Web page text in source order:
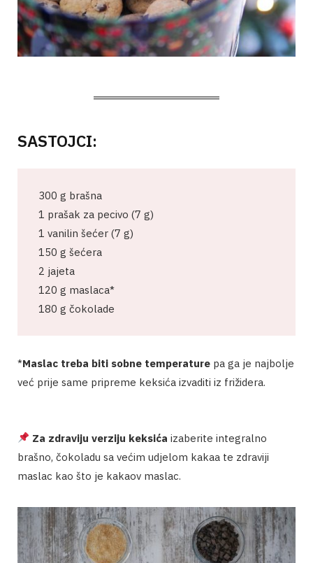
SASTOJCI:
300 g brašna
1 prašak za pecivo (7 g)
1 vanilin šećer (7 g)
150 g šećera
2 jajeta
120 g maslaca*
180 g čokolade
*Maslac treba biti sobne temperature pa ga je najbolje
već prije same pripreme keksića izvaditi iz frižidera.
Za zdraviju verziju keksića izaberite integralno
brašno, čokoladu sa većim udjelom kakaa te zdraviji
maslac kao što je kakaov maslac.